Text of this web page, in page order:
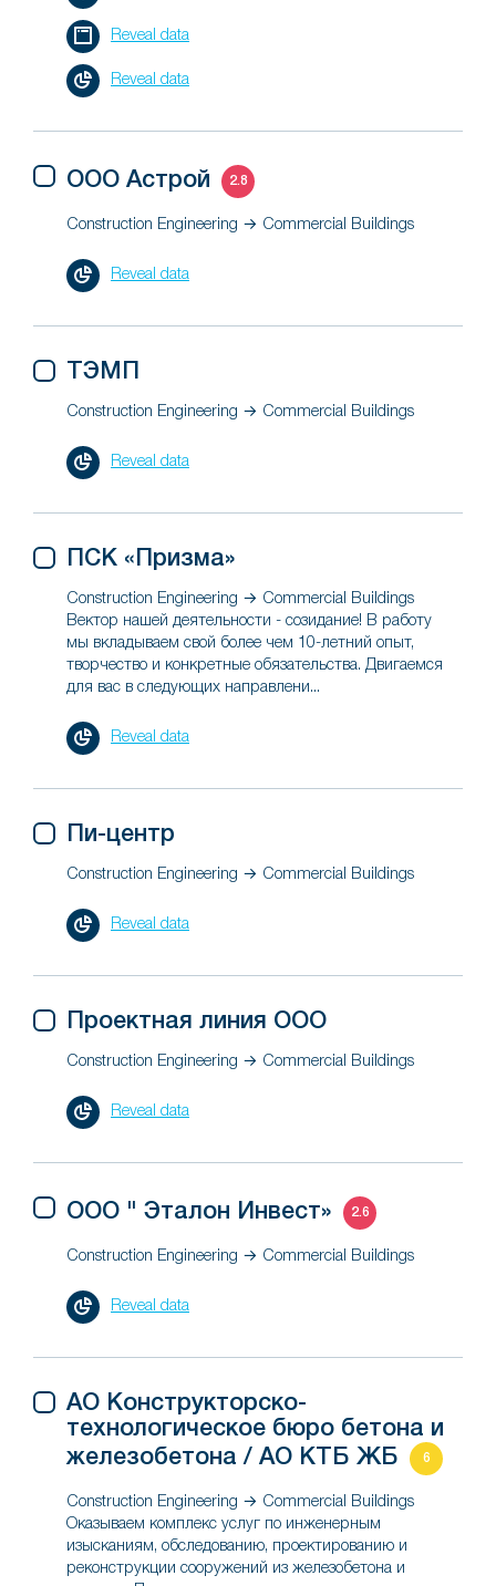
Reveal data
Reveal data
ООО Астрой 2.8
Construction Engineering → Commercial Buildings
Reveal data
ТЭМП
Construction Engineering → Commercial Buildings
Reveal data
ПСК «Призма»
Construction Engineering → Commercial Buildings
Вектор нашей деятельности - созидание! В работу
мы вкладываем свой более чем 10-летний опыт,
творчество и конкретные обязательства. Двигаемся
для вас в следующих направлени...
Reveal data
Пи-центр
Construction Engineering → Commercial Buildings
Reveal data
Проектная линия ООО
Construction Engineering → Commercial Buildings
Reveal data
ООО " Эталон Инвест» 2.6
Construction Engineering → Commercial Buildings
Reveal data
АО Конструкторско-
технологическое бюро бетона и
железобетона / АО КТБ ЖБ
6
Construction Engineering → Commercial Buildings
Оказываем комплекс услуг по инженерным
изысканиям, обследованию, проектированию и
реконструкции сооружений из железобетона и